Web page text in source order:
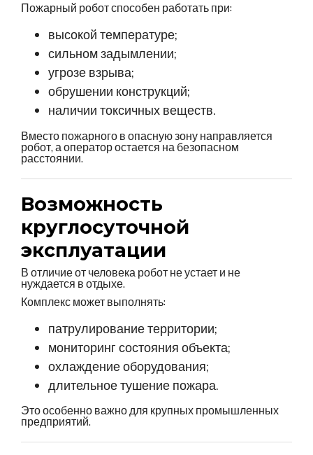
Пожарный робот способен работать при:
высокой температуре;
сильном задымлении;
угрозе взрыва;
обрушении конструкций;
наличии токсичных веществ.
Вместо пожарного в опасную зону направляется
робот, а оператор остается на безопасном
расстоянии.
Возможность
круглосуточной
эксплуатации
В отличие от человека робот не устает и не
нуждается в отдыхе.
Комплекс может выполнять:
патрулирование территории;
мониторинг состояния объекта;
охлаждение оборудования;
длительное тушение пожара.
Это особенно важно для крупных промышленных
предприятий.